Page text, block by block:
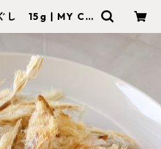
し 15g | MY CA